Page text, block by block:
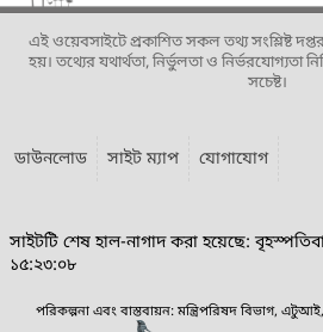
এই ওয়েবসাইটে প্রকাশিত সকল তথ্য সংশ্লিষ্ট
হয়। তথ্যের যথার্থতা, নির্ভুলতা ও নির্ভরযোগ্যতা
সচেষ্ট।
ডাউনলোড সাইট ম্যাপ যোগাযোগ
সাইটটি শেষ হাল-নাগাদ করা হয়েছে:
১৫:২৩:০৮
পরিকল্পনা এবং বাস্তবায়ন: মন্ত্রিপরিষদ বিভাগ,